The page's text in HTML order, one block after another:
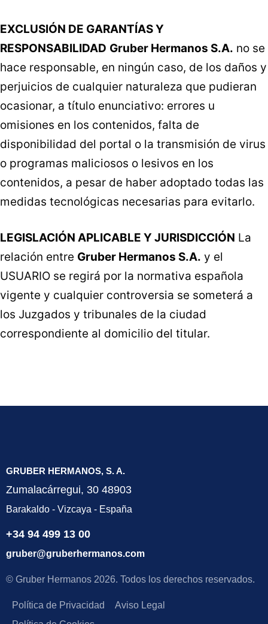
EXCLUSIÓN DE GARANTÍAS Y
RESPONSABILIDAD Gruber Hermanos S.A. no se
hace responsable, en ningún caso, de los daños y
perjuicios de cualquier naturaleza que pudieran
ocasionar, a título enunciativo: errores u
omisiones en los contenidos, falta de
disponibilidad del portal o la transmisión de virus
o programas maliciosos o lesivos en los
contenidos, a pesar de haber adoptado todas las
medidas tecnológicas necesarias para evitarlo.
LEGISLACIÓN APLICABLE Y JURISDICCIÓN La
relación entre Gruber Hermanos S.A. y el
USUARIO se regirá por la normativa española
vigente y cualquier controversia se someterá a
los Juzgados y tribunales de la ciudad
correspondiente al domicilio del titular.
GRUBER HERMANOS, S. A.
Zumalacárregui, 30 48903
Barakaldo - Vizcaya - España
+34 94 499 13 00
gruber@gruberhermanos.com
© Gruber Hermanos 2026. Todos los derechos reservados.
Política de Privacidad
Aviso Legal